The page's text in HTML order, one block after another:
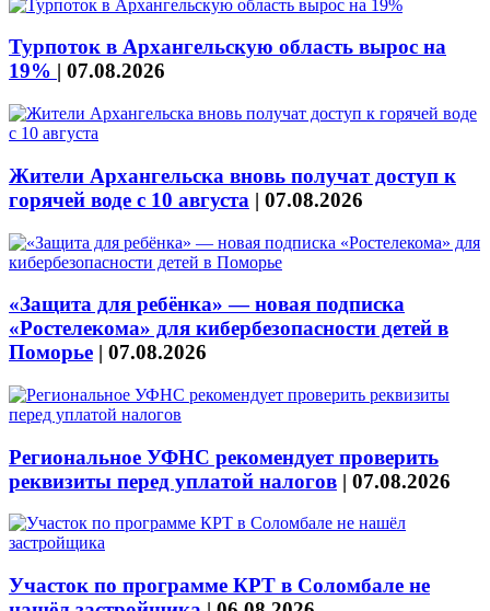
Турпоток в Архангельскую область вырос на
19% | 07.08.2026
Жители Архангельска вновь получат доступ к
горячей воде с 10 августа | 07.08.2026
«Защита для ребёнка» — новая подписка
«Ростелекома» для кибербезопасности детей в
Поморье | 07.08.2026
Региональное УФНС рекомендует проверить
реквизиты перед уплатой налогов | 07.08.2026
Участок по программе КРТ в Соломбале не